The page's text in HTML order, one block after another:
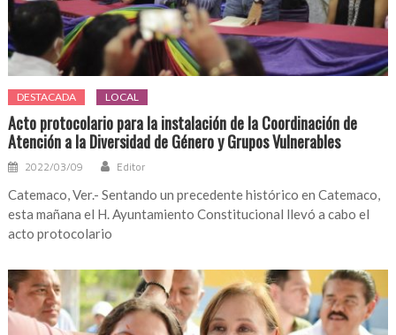
DESTACADA LOCAL
Acto protocolario para la instalación de la Coordinación de
Atención a la Diversidad de Género y Grupos Vulnerables
2022/03/09 Editor
Catemaco, Ver.- Sentando un precedente histórico en Catemaco,
esta mañana el H. Ayuntamiento Constitucional llevó a cabo el
acto protocolario